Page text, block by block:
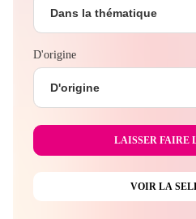
Dans la thématique
D'origine
D'origine